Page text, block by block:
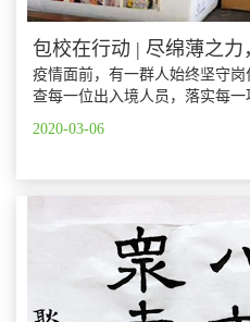
包校在行动 | 尽绵薄之力
疫情面前，有一群人始终坚守
查每一位出入境人员，落实每
2020-03-06